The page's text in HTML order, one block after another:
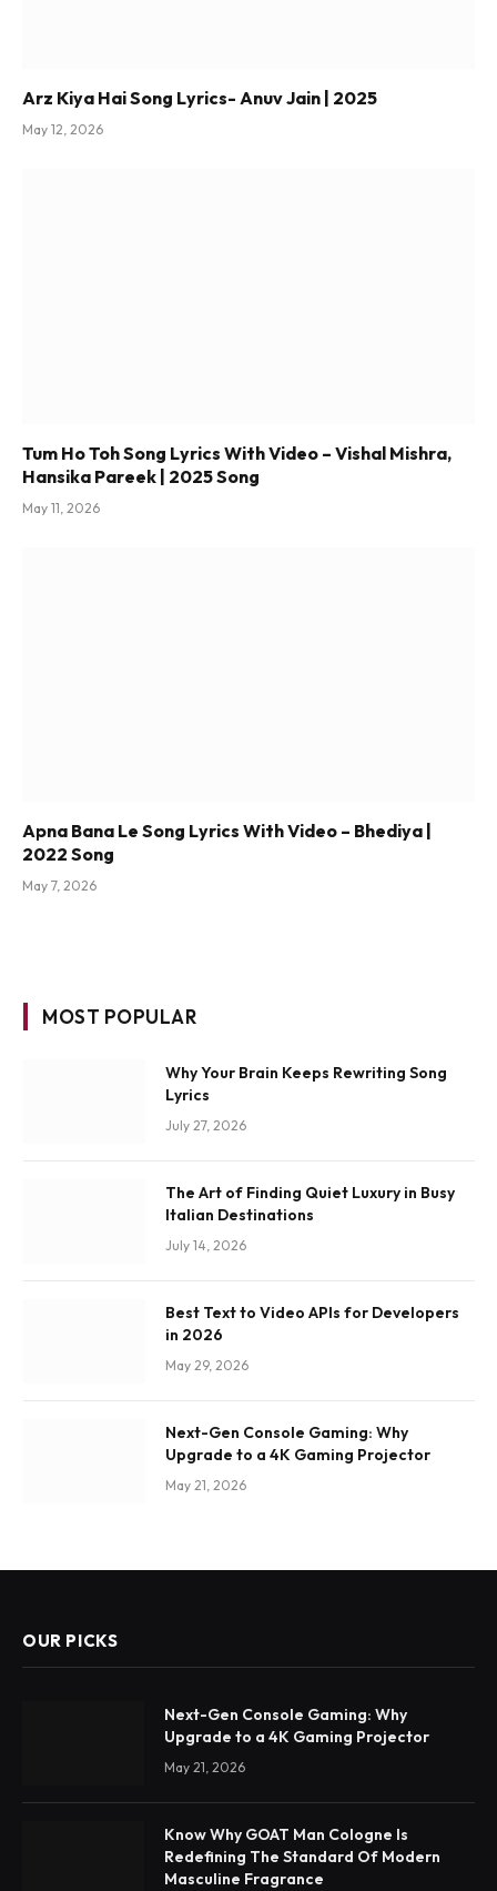
Arz Kiya Hai Song Lyrics- Anuv Jain | 2025
May 12, 2026
Tum Ho Toh Song Lyrics With Video – Vishal Mishra,
Hansika Pareek | 2025 Song
May 11, 2026
Apna Bana Le Song Lyrics With Video – Bhediya |
2022 Song
May 7, 2026
MOST POPULAR
Why Your Brain Keeps Rewriting Song
Lyrics
July 27, 2026
The Art of Finding Quiet Luxury in Busy
Italian Destinations
July 14, 2026
Best Text to Video APIs for Developers
in 2026
May 29, 2026
Next-Gen Console Gaming: Why
Upgrade to a 4K Gaming Projector
May 21, 2026
OUR PICKS
Next-Gen Console Gaming: Why
Upgrade to a 4K Gaming Projector
May 21, 2026
Know Why GOAT Man Cologne Is
Redefining The Standard Of Modern
Masculine Fragrance